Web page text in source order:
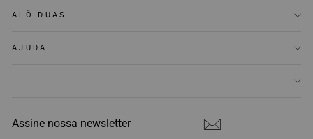
ALÔ DUAS
AJUDA
–––
NOSSA